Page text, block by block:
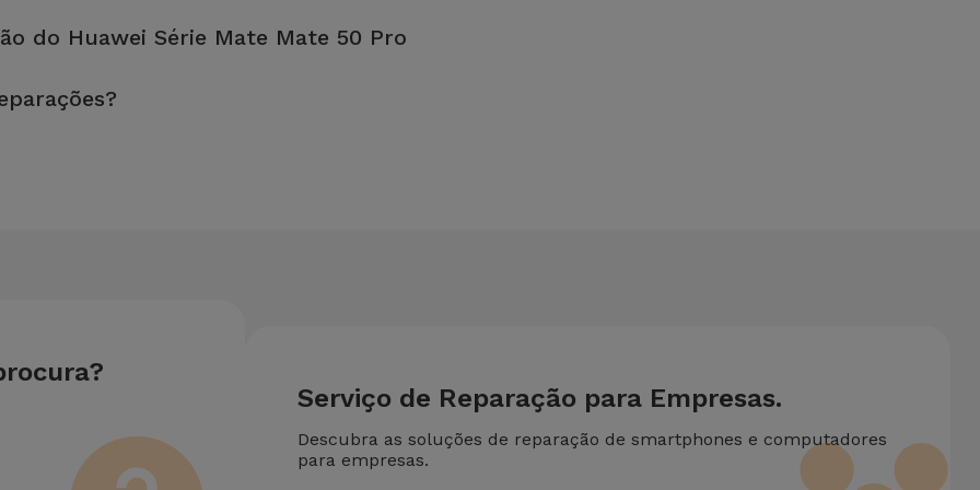
do Huawei Série Mate Mate 50 Pro
mais barata.
Serviço de Reparação para Empresas.
Descubra as soluções de reparação de smartphones e computadores
para empresas.